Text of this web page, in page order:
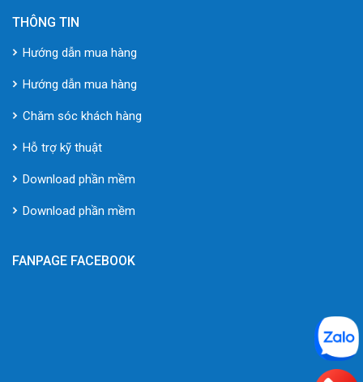
THÔNG TIN
Hướng dẫn mua hàng
Hướng dẫn mua hàng
Chăm sóc khách hàng
Hỗ trợ kỹ thuật
Download phần mềm
Download phần mềm
FANPAGE FACEBOOK